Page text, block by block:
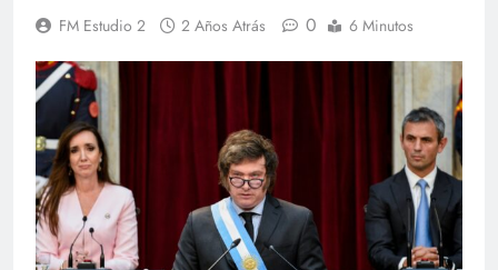
FM Estudio 2 2 Años Atrás 0 6 Minutos